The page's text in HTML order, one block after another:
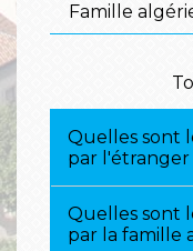
Famille
Quelles sont
par l'étranger
Quelles sont
par la famille